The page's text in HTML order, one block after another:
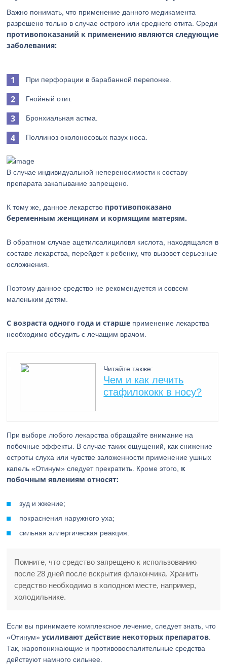
Важно понимать, что применение данного медикамента
разрешено только в случае острого или среднего отита. Среди
противопоказаний к применению являются следующие
заболевания:
При перфорации в барабанной перепонке.
Гнойный отит.
Бронхиальная астма.
Поллиноз околоносовых пазух носа.
В случае индивидуальной непереносимости к составу
препарата закапывание запрещено.
К тому же, данное лекарство противопоказано
беременным женщинам и кормящим матерям.
В обратном случае ацетилсалициловя кислота, находящаяся в
составе лекарства, перейдет к ребенку, что вызовет серьезные
осложнения.
Поэтому данное средство не рекомендуется и совсем
маленьким детям.
С возраста одного года и старше применение лекарства
необходимо обсудить с лечащим врачом.
Читайте также:
Чем и как лечить
стафилококк в носу?
При выборе любого лекарства обращайте внимание на
побочные эффекты. В случае таких ощущений, как снижение
остроты слуха или чувстве заложенности применение ушных
капель «Отинум» следует прекратить. Кроме этого, к
побочным явлениям относят:
зуд и жжение;
покраснения наружного уха;
сильная аллергическая реакция.
Помните, что средство запрещено к использованию
после 28 дней после вскрытия флакончика. Хранить
средство необходимо в холодном месте, например,
холодильнике.
Если вы принимаете комплексное лечение, следует знать, что
«Отинум»усиливают действие некоторых препаратов
Так, жаропонижающие и противовоспалительные средства
действуют намного сильнее.